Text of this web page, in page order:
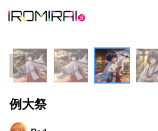
例大祭